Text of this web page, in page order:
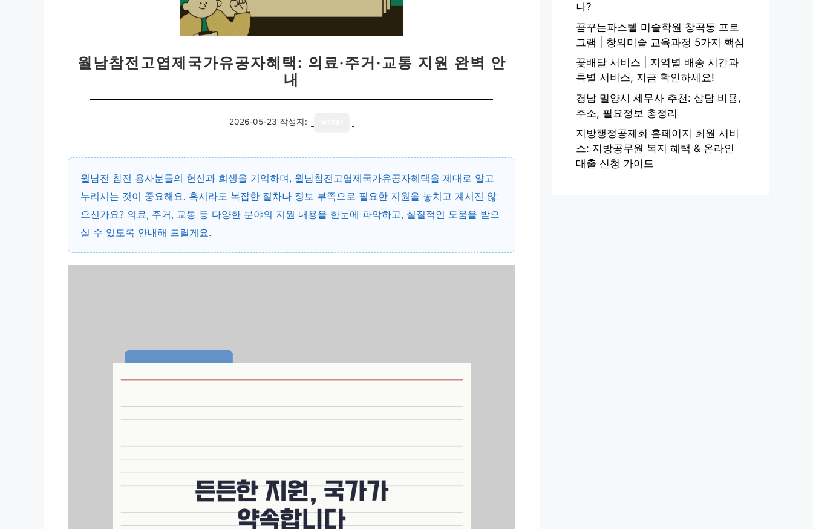
월남참전고엽제국가유공자혜택: 의료·주거·교통 지원 완벽 안
내
2026-05-23 작성자:
월남전 참전 용사분들의 헌신과 희생을 기억하며, 월남참전고엽제국가유공자혜택을 제대로 알고
누리시는 것이 중요해요. 혹시라도 복잡한 절차나 정보 부족으로 필요한 지원을 놓치고 계시진 않
으신가요? 의료, 주거, 교통 등 다양한 분야의 지원 내용을 한눈에 파악하고, 실질적인 도움을 받으
실 수 있도록 안내해 드릴게요.
나?
꿈꾸는파스텔 미술학원 창곡동 프로
그램 | 창의미술 교육과정 5가지 핵심
꽃배달 서비스 | 지역별 배송 시간과
특별 서비스, 지금 확인하세요!
경남 밀양시 세무사 추천: 상담 비용,
주소, 필요정보 총정리
지방행정공제회 홈페이지 회원 서비
스: 지방공무원 복지 혜택 & 온라인
대출 신청 가이드